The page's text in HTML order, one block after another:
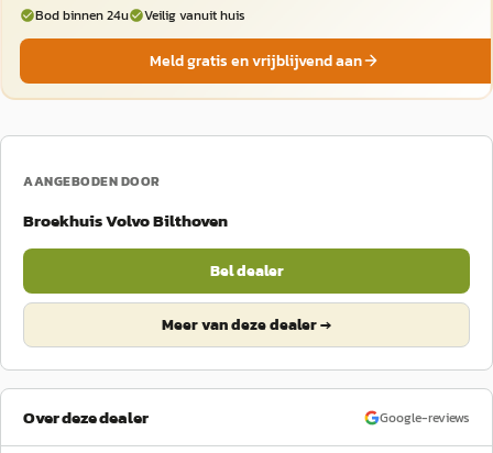
Bod binnen 24u Veilig vanuit huis
Meld gratis en vrijblijvend aan
AANGEBODEN DOOR
Broekhuis Volvo Bilthoven
Bel dealer
Meer van deze dealer →
Over deze dealer Google-reviews